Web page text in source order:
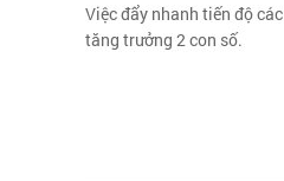
Việc đẩy nhanh tiến độ
tăng trưởng 2 con số.